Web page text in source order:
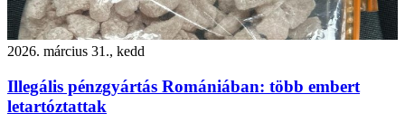
2026. március 31., kedd
Illegális pénzgyártás Romániában: több embert
letartóztattak